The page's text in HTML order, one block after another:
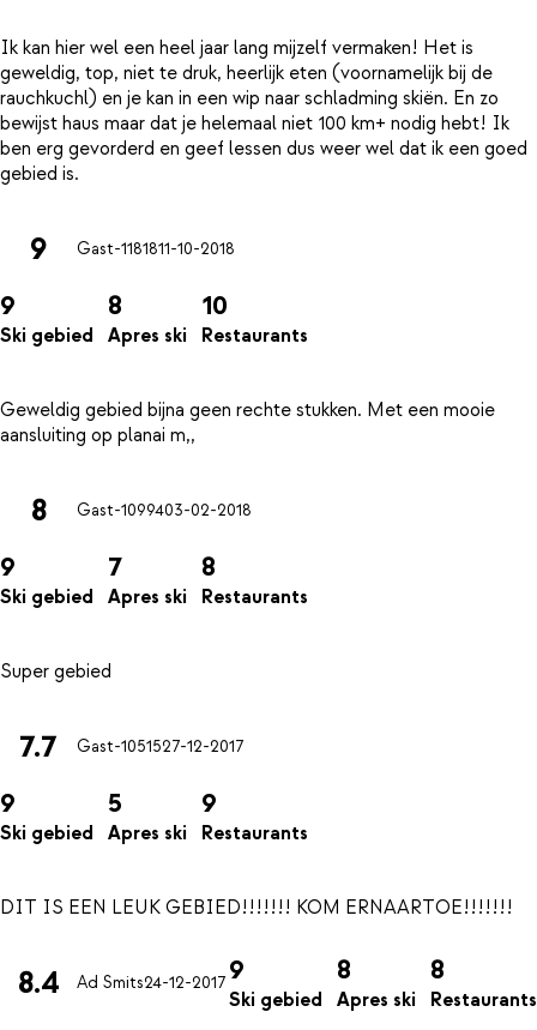
Ik kan hier wel een heel jaar lang mijzelf vermaken! Het is
geweldig, top, niet te druk, heerlijk eten (voornamelijk bij de
rauchkuchl) en je kan in een wip naar schladming skiën. En zo
bewijst haus maar dat je helemaal niet 100 km+ nodig hebt! Ik
ben erg gevorderd en geef lessen dus weer wel dat ik een goed
9 Gast-1181811-10-2018
9
Ski gebied
8
Apres ski
10
Restaurants
Geweldig gebied bijna geen rechte stukken. Met een mooie
8 Gast-1099403-02-2018
9
Ski gebied
7
Apres ski
8
Restaurants
7.7 Gast-1051527-12-2017
9
Ski gebied
5
Apres ski
9
Restaurants
8.4 Ad Smits24-12-2017 9
Ski gebied
8
Apres ski
8
Restaurants